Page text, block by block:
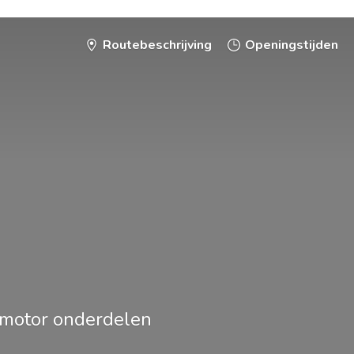
Routebeschrijving Openingstijden
onderdelen